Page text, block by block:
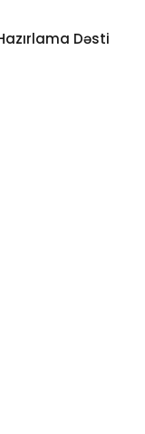
Dəsti